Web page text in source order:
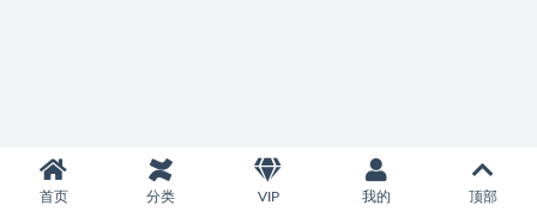
首页 分类 VIP 我的 顶部